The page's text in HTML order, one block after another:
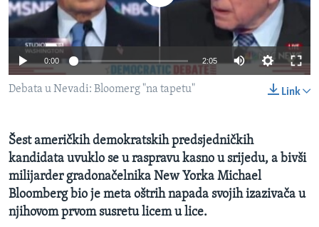
MAGAZIN
O GLASU AMERIKE
Learning English
Jezici
0:00 2:05
Link
Debata u Nevadi: Bloomerg "na tapetu"
Šest američkih demokratskih predsjedničkih
kandidata uvuklo se u raspravu kasno u srijedu, a bivši
milijarder gradonačelnika New Yorka Michael
Bloomberg bio je meta oštrih napada svojih izazivača u
njihovom prvom susretu licem u lice.